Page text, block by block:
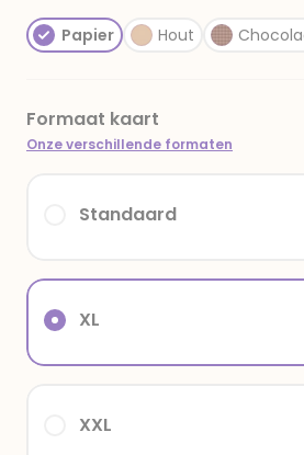
Papier Hout
Formaat kaart
Onze verschillende formaten
XXL
XL
Standaard